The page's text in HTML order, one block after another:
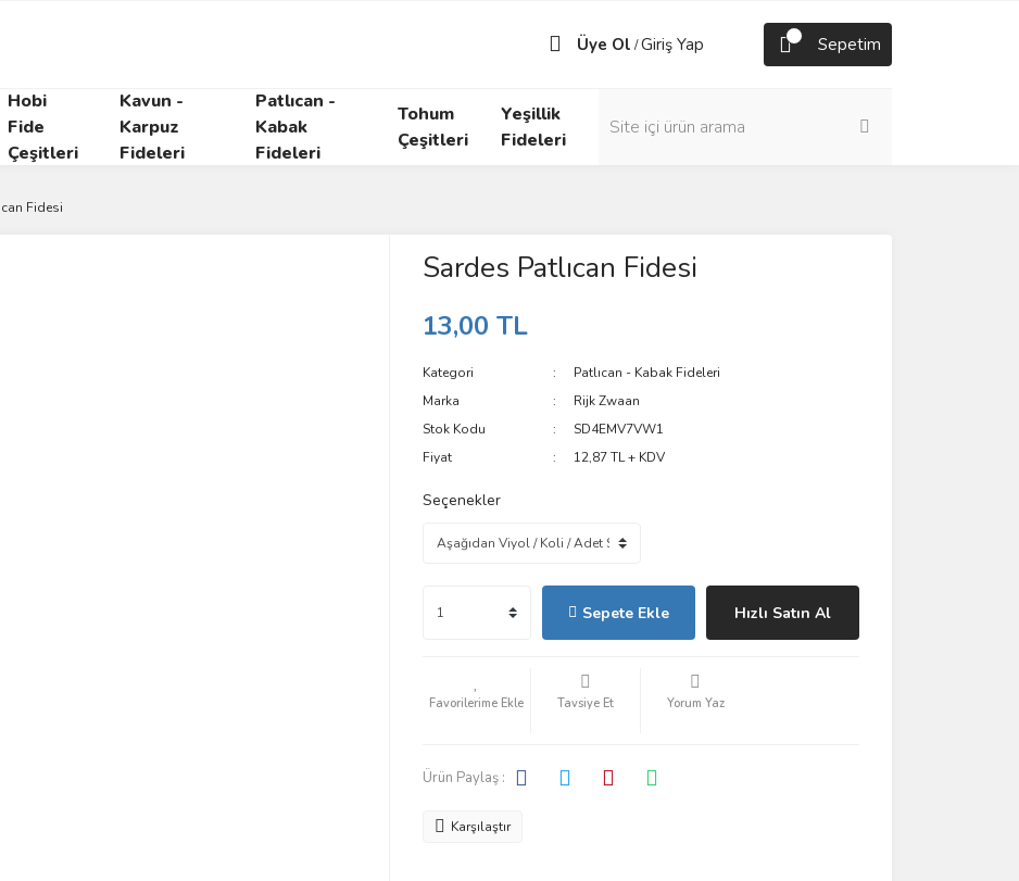
Üye Ol /Giriş Yap Sepetim
Hobi
Fide
Çeşitleri
Kavun -
Karpuz
Fideleri
Patlıcan -
Kabak
Fideleri
Tohum
Çeşitleri
Yeşillik
Fideleri
Fidesi
Sardes Patlıcan Fidesi
13,00 TL
Kategori
Patlıcan - Kabak Fideleri
Marka
Rijk Zwaan
Stok Kodu
SD4EMV7VW1
Fiyat
12,87 TL + KDV
Seçenekler
Sepete Ekle Hızlı Satın Al
Tavsiye Et Yorum Yaz
Ürün Paylaş :
Karşılaştır